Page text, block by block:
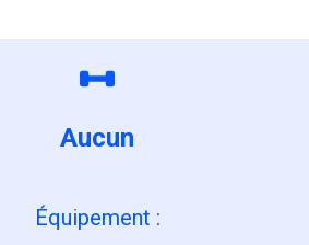
Aucun
Équipement :